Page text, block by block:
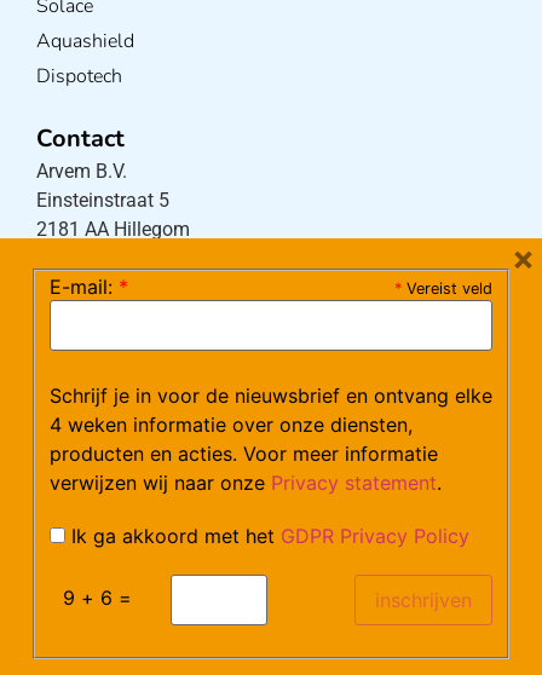
Solace
Aquashield
Dispotech
Contact
Arvem B.V.
Einsteinstraat 5
2181 AA Hillegom
(maandag – donderdag 08:30-17:15 uur / vrijdag
Mail:klantenservice@arvem.nl
Werken bij Arvem?
Verzendkosten en LeveringAlgemene voorwaarden
* Vereist veld
E-mail: *
Schrijf je in voor de nieuwsbrief en ontvang elke
4 weken informatie over onze diensten,
producten en acties. Voor meer informatie
verwijzen wij naar onze Privacy statement.
Ik ga akkoord met het GDPR Privacy Policy
9 + 6 =
×